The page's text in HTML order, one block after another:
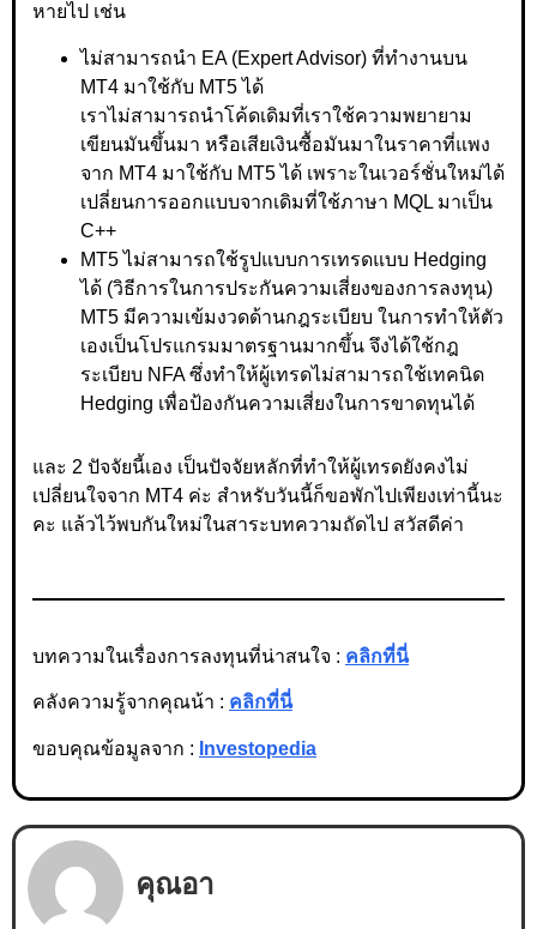
หายไป เช่น
ไม่สามารถนำ EA (Expert Advisor) ที่ทำงานบน
MT4 มาใช้กับ MT5 ได้
เราไม่สามารถนำโค้ดเดิมที่เราใช้ความพยายาม
เขียนมันขึ้นมา หรือเสียเงินซื้อมันมาในราคาที่แพง
จาก MT4 มาใช้กับ MT5 ได้ เพราะในเวอร์ชั่นใหม่ได้
เปลี่ยนการออกแบบจากเดิมที่ใช้ภาษา MQL มาเป็น
C++
MT5 ไม่สามารถใช้รูปแบบการเทรดแบบ Hedging
ได้ (วิธีการในการประกันความเสี่ยงของการลงทุน)
MT5 มีความเข้มงวดด้านกฎระเบียบ ในการทำให้ตัว
เองเป็นโปรแกรมมาตรฐานมากขึ้น จึงได้ใช้กฎ
ระเบียบ NFA ซึ่งทำให้ผู้เทรดไม่สามารถใช้เทคนิด
Hedging เพื่อป้องกันความเสี่ยงในการขาดทุนได้
และ 2 ปัจจัยนี้เอง เป็นปัจจัยหลักที่ทำให้ผู้เทรดยังคงไม่
เปลี่ยนใจจาก MT4 ค่ะ สำหรับวันนี้ก็ขอพักไปเพียงเท่านี้นะ
คะ แล้วไว้พบกันใหม่ในสาระบทความถัดไป สวัสดีค่า
บทความในเรื่องการลงทุนที่น่าสนใจ : คลิกที่นี่
คลังความรู้จากคุณน้า : คลิกที่นี่
ขอบคุณข้อมูลจาก : Investopedia
คุณอา